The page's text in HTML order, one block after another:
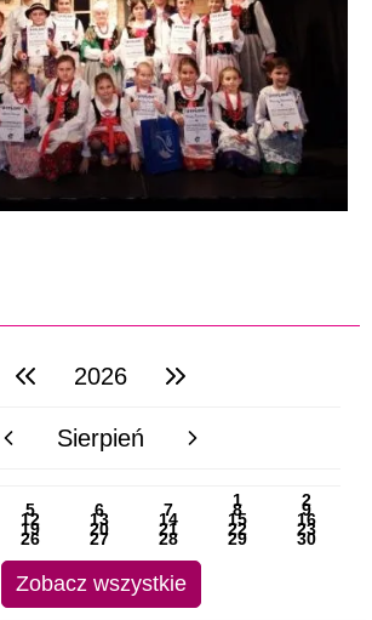
poprzedni rok2026 następny rok
poprzedni miesiącSierpień następny miesiąc
1 2
5 6 7 8 9
12 13 14 15 16
19 20 21 22 23
26 27 28 29 30
Zobacz wszystkie